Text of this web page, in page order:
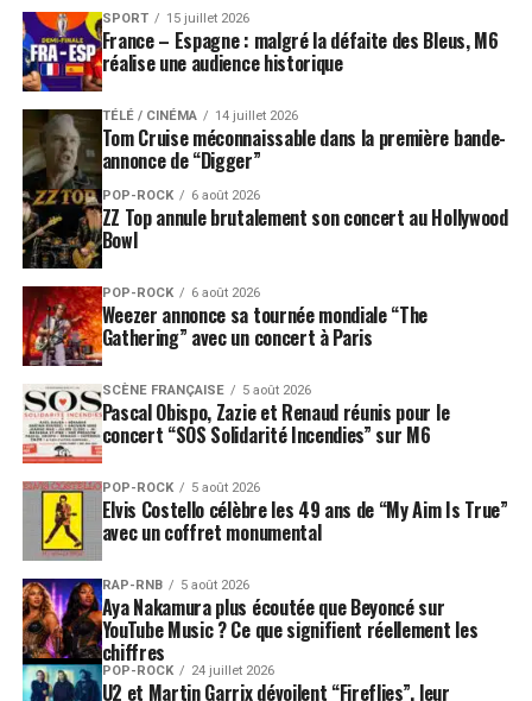
SPORT 15 juillet 2026
France – Espagne : malgré la défaite des Bleus, M6
réalise une audience historique
TÉLÉ / CINÉMA 14 juillet 2026
Tom Cruise méconnaissable dans la première bande-
annonce de “Digger”
POP-ROCK 6 août 2026
ZZ Top annule brutalement son concert au Hollywood
Bowl
POP-ROCK 6 août 2026
Weezer annonce sa tournée mondiale “The
Gathering” avec un concert à Paris
SCÈNE FRANÇAISE 5 août 2026
Pascal Obispo, Zazie et Renaud réunis pour le
concert “SOS Solidarité Incendies” sur M6
POP-ROCK 5 août 2026
Elvis Costello célèbre les 49 ans de “My Aim Is True”
avec un coffret monumental
RAP-RNB 5 août 2026
Aya Nakamura plus écoutée que Beyoncé sur
YouTube Music ? Ce que signifient réellement les
chiffres
POP-ROCK 24 juillet 2026
U2 et Martin Garrix dévoilent “Fireflies”, leur